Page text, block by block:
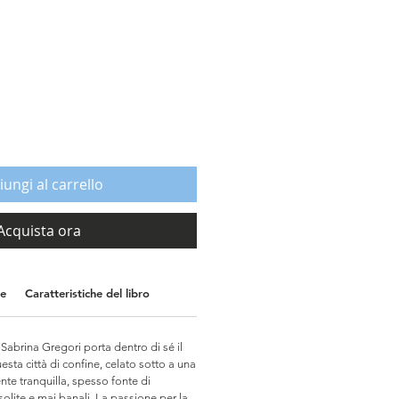
al carrello
ora
Caratteristiche del libro
Gregori porta dentro di sé il
città di confine, celato sotto a una
tranquilla, spesso fonte di